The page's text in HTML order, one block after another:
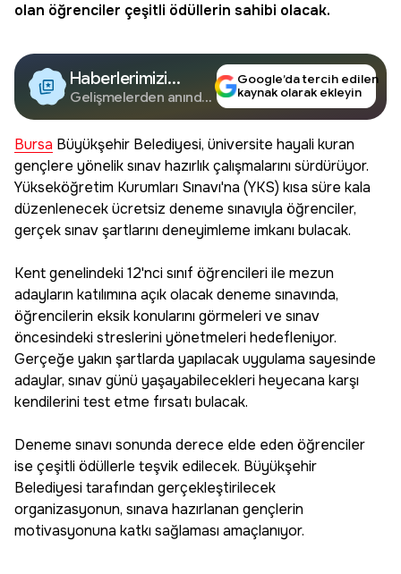
olan öğrenciler çeşitli ödüllerin sahibi olacak.
Haberlerimizi
Google'da Takip
Edin
Gelişmelerden anında
Google’da tercih edilen
kaynak olarak ekleyin
Bursa Büyükşehir Belediyesi, üniversite hayali kuran
gençlere yönelik sınav hazırlık çalışmalarını sürdürüyor.
Yükseköğretim Kurumları Sınavı'na (YKS) kısa süre kala
düzenlenecek ücretsiz deneme sınavıyla öğrenciler,
gerçek sınav şartlarını deneyimleme imkanı bulacak.
Kent genelindeki 12'nci sınıf öğrencileri ile mezun
adayların katılımına açık olacak deneme sınavında,
öğrencilerin eksik konularını görmeleri ve sınav
öncesindeki streslerini yönetmeleri hedefleniyor.
Gerçeğe yakın şartlarda yapılacak uygulama sayesinde
adaylar, sınav günü yaşayabilecekleri heyecana karşı
kendilerini test etme fırsatı bulacak.
Deneme sınavı sonunda derece elde eden öğrenciler
ise çeşitli ödüllerle teşvik edilecek. Büyükşehir
Belediyesi tarafından gerçekleştirilecek
organizasyonun, sınava hazırlanan gençlerin
motivasyonuna katkı sağlaması amaçlanıyor.